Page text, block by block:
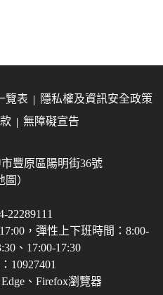
覽表
隱私權及資訊安全政策
無障礙宣告
豐原區陽明街36號
圖）
22289111
，彈性上下班時間：8:00-
、17:00-17:30
10927401
、Firefox瀏覽器